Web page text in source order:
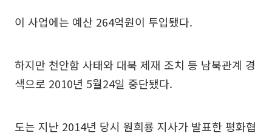
이 사업에는 예산 264억원이 투입됐다.
하지만 천안함 사태와 대북 제재 조치 등 남북관계 경
색으로 2010년 5월24일 중단됐다.
도는 지난 2014년 당시 원희룡 지사가 발표한 평화협